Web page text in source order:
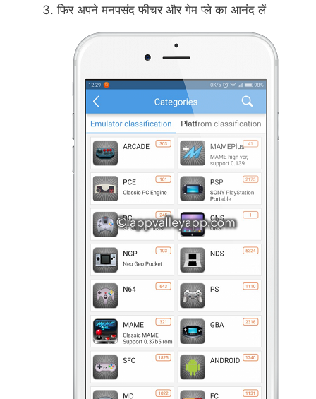
फिर अपने मनपसंद फीचर और गेम प्ले का आनंद लें